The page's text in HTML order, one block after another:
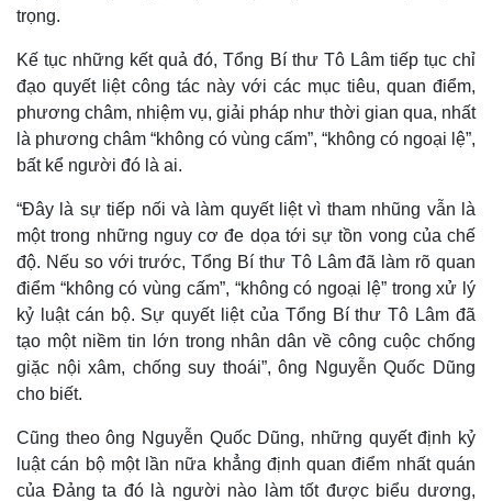
Pháp luật
Vụ án
Tin nóng
Quân sự - Quốc phòng
Vũ khí
trọng.
Kế tục những kết quả đó, Tổng Bí thư Tô Lâm tiếp tục chỉ
đạo quyết liệt công tác này với các mục tiêu, quan điểm,
phương châm, nhiệm vụ, giải pháp như thời gian qua, nhất
là phương châm “không có vùng cấm”, “không có ngoại lệ”,
bất kể người đó là ai.
“Đây là sự tiếp nối và làm quyết liệt vì tham nhũng vẫn là
một trong những nguy cơ đe dọa tới sự tồn vong của chế
độ. Nếu so với trước, Tổng Bí thư Tô Lâm đã làm rõ quan
điểm “không có vùng cấm”, “không có ngoại lệ” trong xử lý
kỷ luật cán bộ. Sự quyết liệt của Tổng Bí thư Tô Lâm đã
tạo một niềm tin lớn trong nhân dân về công cuộc chống
giặc nội xâm, chống suy thoái”, ông Nguyễn Quốc Dũng
cho biết.
Cũng theo ông Nguyễn Quốc Dũng, những quyết định kỷ
luật cán bộ một lần nữa khẳng định quan điểm nhất quán
của Đảng ta đó là người nào làm tốt được biểu dương,